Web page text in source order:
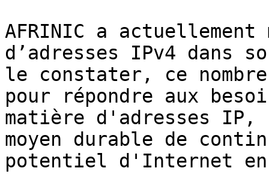
AFRINIC a
d’adresses IPv4 dans
le constater, ce
pour répondre aux
matière d'adresses
moyen durable de
potentiel d'Internet